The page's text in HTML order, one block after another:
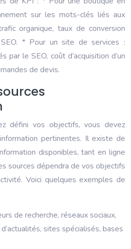
sur les mots-clés liés aux
organique, taux de conversion
* Pour un site de services :
par le SEO, coût d’acquisition d’un
de devis.
défini vos objectifs, vous devez
pertinentes. Il existe de
disponibles, tant en ligne
sources dépendra de vos objectifs
Voici quelques exemples de
de recherche, réseaux sociaux,
sites spécialisés, bases